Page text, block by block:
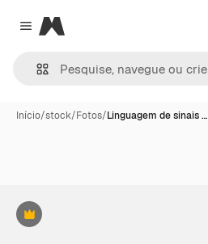
Close menu
Magnific
Início/stock/Fotos/Linguagem de sinais …
Premium